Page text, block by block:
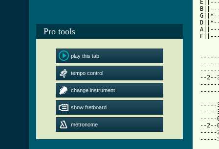
Pro tools
play this tab
tempo control
change instrument
show fretboard
metronome
--
-----
-----
-----
--
-----
-----